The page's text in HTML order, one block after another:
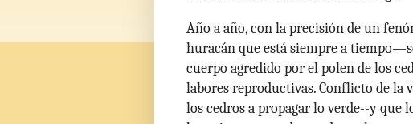
Año a año, con la precisión de un
huracán que está siempre a
cuerpo agredido por el polen de los
labores reproductivas. Conflicto de la
los cedros a propagar lo verde--y que